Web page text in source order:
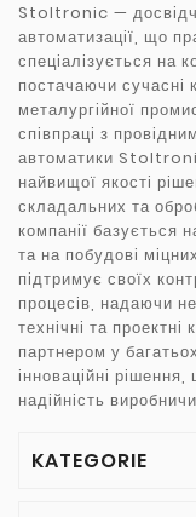
Stoltronic —
автоматизації, що
спеціалізується на
постачаючи сучасні
металургійної
співпраці з
автоматики
найвищої якості
складальних та
компанії базується
та на побудові
підтримує своїх
процесів, надаючи
технічні та проектні
партнером у
інноваційні
надійність
KATEGORIE